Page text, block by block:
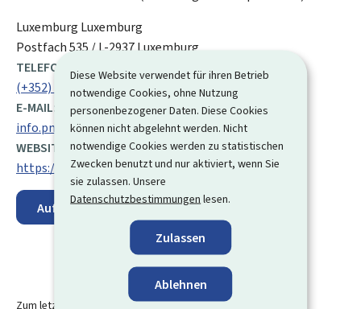
Diese Website verwendet für ihren Betrieb
notwendige Cookies, ohne Nutzung
personenbezogener Daten. Diese Cookies
können nicht abgelehnt werden. Nicht
notwendige Cookies werden zu statistischen
Zwecken benutzt und nur aktiviert, wenn Sie
sie zulassen. Unsere
Datenschutzbestimmungen lesen.
Zulassen
Ablehnen
ADRESSE:
Luxemburg Luxemburg
Postfach 535 / L-2937 Luxemburg
TELEFON:
(+352) 247 74 703
E-MAIL:
info.pme@eco.etat.lu
WEBSITE:
https://meco.gouvernement.lu/de.html
Auf der Karte anzeigen
Zum letzten Mal aktualisiert am04.12.2025